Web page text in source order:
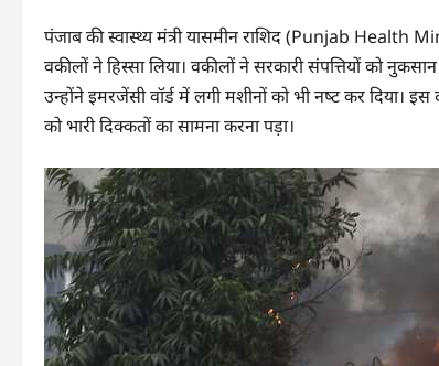
पंजाब की स्वास्थ्य मंत्री यासमीन राशिद (Punjab Health
वकीलों ने हिस्‍सा लिया। वकीलों ने सरकारी संपत्तियों को
उन्‍होंने इमरजेंसी वॉर्ड में लगी मशीनों को भी नष्‍ट कर दिया।
को भारी दिक्‍कतों का सामना करना पड़ा।